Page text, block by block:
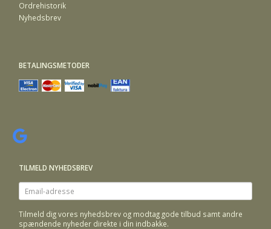
Ordrehistorik
Nyhedsbrev
BETALINGSMETODER
TILMELD NYHEDSBREV
Email-
adresse
Tilmeld dig vores nyhedsbrev og modtag gode tilbud samt andre
spændende nyheder direkte i din indbakke.